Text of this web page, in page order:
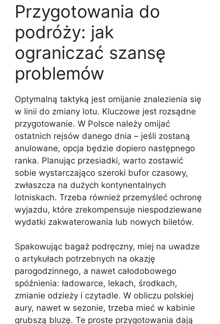
Przygotowania do
podróży: jak
ograniczać szansę
problemów
Optymalną taktyką jest omijanie znalezienia się
w linii do zmiany lotu. Kluczowe jest rozsądne
przygotowanie. W Polsce należy omijać
ostatnich rejsów danego dnia – jeśli zostaną
anulowane, opcja będzie dopiero następnego
ranka. Planując przesiadki, warto zostawić
sobie wystarczająco szeroki bufor czasowy,
zwłaszcza na dużych kontynentalnych
lotniskach. Trzeba również przemyśleć ochronę
wyjazdu, które zrekompensuje niespodziewane
wydatki zakwaterowania lub nowych biletów.
Spakowując bagaż podręczny, miej na uwadze
o artykułach potrzebnych na okazję
parogodzinnego, a nawet całodobowego
spóźnienia: ładowarce, lekach, środkach,
zmianie odzieży i czytadle. W obliczu polskiej
aury, nawet w sezonie, trzeba mieć w kabinie
grubszą bluzę. Te proste przygotowania dają